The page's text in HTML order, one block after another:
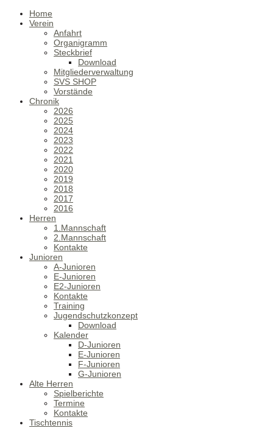
Home
Verein
Anfahrt
Organigramm
Steckbrief
Download
Mitgliederverwaltung
SVS SHOP
Vorstände
Chronik
2026
2025
2024
2023
2022
2021
2020
2019
2018
2017
2016
Herren
1.Mannschaft
2.Mannschaft
Kontakte
Junioren
A-Junioren
E-Junioren
E2-Junioren
Kontakte
Training
Jugendschutzkonzept
Download
Kalender
D-Junioren
E-Junioren
F-Junioren
G-Junioren
Alte Herren
Spielberichte
Termine
Kontakte
Tischtennis